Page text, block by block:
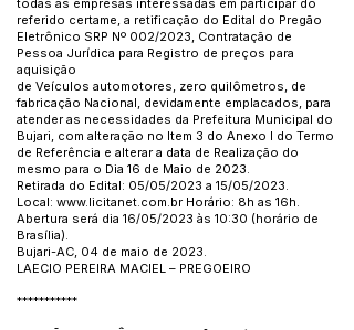
todas as empresas interessadas em participar do
referido certame, a retificação do Edital do Pregão
Eletrônico SRP Nº 002/2023, Contratação de
Pessoa Jurídica para Registro de preços para
aquisição
de Veículos automotores, zero quilômetros, de
fabricação Nacional, devidamente emplacados, para
atender as necessidades da Prefeitura Municipal do
Bujari, com alteração no Item 3 do Anexo I do Termo
de Referência e alterar a data de Realização do
mesmo para o Dia 16 de Maio de 2023.
Retirada do Edital: 05/05/2023 a 15/05/2023.
Local: www.licitanet.com.br Horário: 8h as 16h.
Abertura será dia 16/05/2023 às 10:30 (horário de
Brasília).
Bujari-AC, 04 de maio de 2023.
LAECIO PEREIRA MACIEL – PREGOEIRO
***********